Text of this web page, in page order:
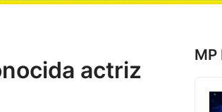
actriz
MP